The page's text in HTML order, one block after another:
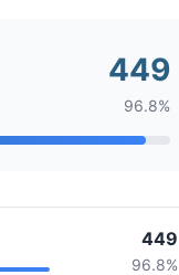
449
96.8%
449
96.8%